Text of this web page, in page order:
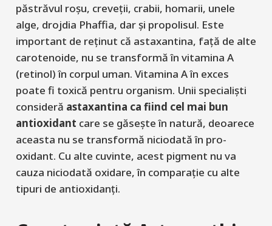
păstrăvul roșu, creveții, crabii, homarii, unele
alge, drojdia Phaffia, dar și propolisul. Este
important de reținut că astaxantina, față de alte
carotenoide, nu se transformă în vitamina A
(retinol) în corpul uman. Vitamina A în exces
poate fi toxică pentru organism. Unii specialiști
consideră astaxantina ca fiind cel mai bun
antioxidant care se găsește în natură, deoarece
aceasta nu se transformă niciodată în pro-
oxidant. Cu alte cuvinte, acest pigment nu va
cauza niciodată oxidare, în comparație cu alte
tipuri de antioxidanți.